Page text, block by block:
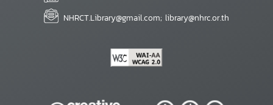
NHRCT.Library@gmail.com; library@nhrc.or.th